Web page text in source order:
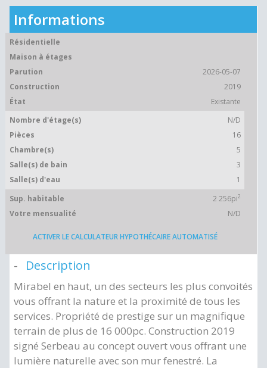
Informations
Résidentielle
Maison à étages
Parution
2026-05-07
Construction
2019
État
Existante
Nombre d'étage(s)
N/D
Pièces
16
Chambre(s)
5
Salle(s) de bain
3
Salle(s) d'eau
1
Sup. habitable
2 256pi2
Votre mensualité N/D
ACTIVER LE CALCULATEUR HYPOTHÉCAIRE AUTOMATISÉ
Description
Mirabel en haut, un des secteurs les plus convoités
vous offrant la nature et la proximité de tous les
services. Propriété de prestige sur un magnifique
terrain de plus de 16 000pc. Construction 2019
signé Serbeau au concept ouvert vous offrant une
lumière naturelle avec son mur fenestré. La